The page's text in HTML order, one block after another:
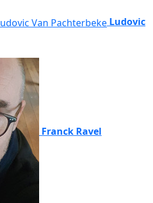
Ludovic
Franck Ravel